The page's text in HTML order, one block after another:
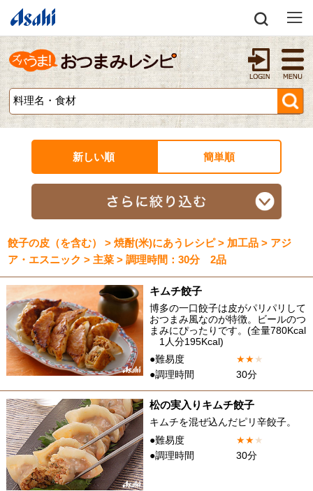
新しい順 簡単順
餃子の皮（を含む） > 焼酎(米)にあうレシピ > 加工品 > アジ
ア・エスニック > 主菜 > 調理時間：30分 2品
キムチ餃子
博多の一口餃子は皮がパリパリして
おつまみ風なのが特徴。ビールのつ
まみにぴったりです。(全量780Kcal
1人分195Kcal)
●難易度
★★★
●調理時間
30分
松の実入りキムチ餃子
キムチを混ぜ込んだピリ辛餃子。
●難易度
★★★
●調理時間
30分